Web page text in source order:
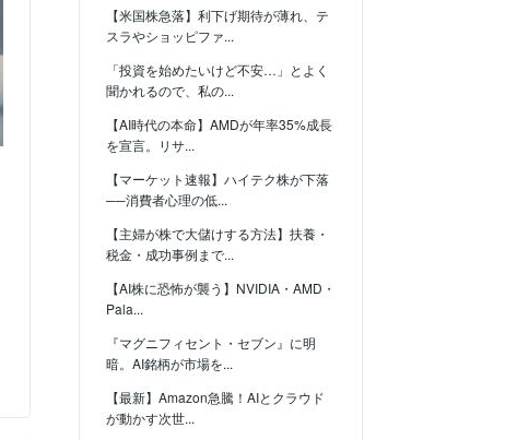
【米国株急落】利下げ期待が薄れ、テ
スラやショッピファ...
「投資を始めたいけど不安…」とよく
聞かれるので、私の...
【AI時代の本命】AMDが年率35%成長
を宣言。リサ...
【マーケット速報】ハイテク株が下落
──消費者心理の低...
【主婦が株で大儲けする方法】扶養・
税金・成功事例まで...
【AI株に恐怖が襲う】NVIDIA・AMD・
Pala...
『マグニフィセント・セブン』に明
暗。AI銘柄が市場を...
【最新】Amazon急騰！AIとクラウド
が動かす次世...